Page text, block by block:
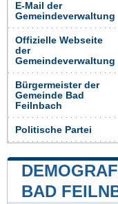
E-Mail der
Gemeindeverwaltung
Offizielle Webseite
der
Gemeindeverwaltung
Bürgermeister der
Gemeinde Bad
Feilnbach
Politische Partei
BAD